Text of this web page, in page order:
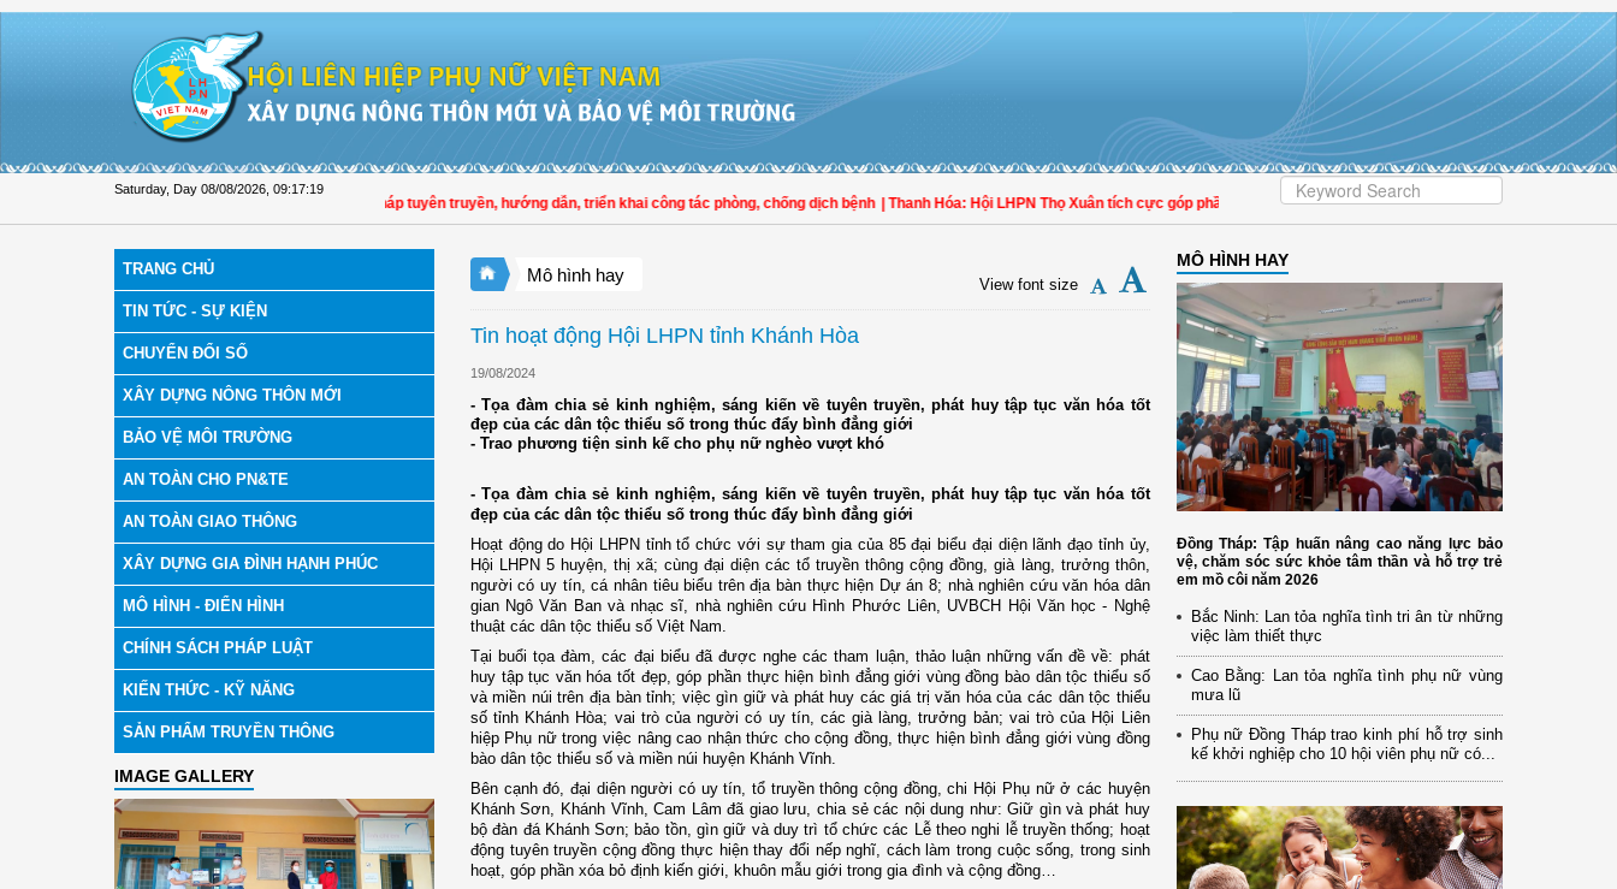
Saturday, Day 08/08/2026 09:17:19
Hội LHPN tỉnh Đồng Tháp tuyên truyền, hướng dẫn, triển khai công tác phòng, chống dịch bệnh | Thanh Hóa: Hội LHPN Thọ Xuân tích cực góp phần nâng cao tỷ lệ người dân tham gia bảo hiểm y tế
TRANG CHỦ
TIN TỨC - SỰ KIỆN
CHUYỂN ĐỔI SỐ
XÂY DỰNG NÔNG THÔN MỚI
BẢO VỆ MÔI TRƯỜNG
AN TOÀN CHO PN&TE
AN TOÀN GIAO THÔNG
XÂY DỰNG GIA ĐÌNH HẠNH PHÚC
MÔ HÌNH - ĐIỂN HÌNH
CHÍNH SÁCH PHÁP LUẬT
KIẾN THỨC - KỸ NĂNG
SẢN PHẨM TRUYỀN THÔNG
IMAGE GALLERY
Mô hình hay View font size
Tin hoạt động Hội LHPN tỉnh Khánh Hòa
19/08/2024
- Tọa đàm chia sẻ kinh nghiệm, sáng kiến về tuyên truyền, phát huy tập tục văn hóa tốt
đẹp của các dân tộc thiểu số trong thúc đẩy bình đẳng giới
- Trao phương tiện sinh kế cho phụ nữ nghèo vượt khó
- Tọa đàm chia sẻ kinh nghiệm, sáng kiến về tuyên truyền, phát huy tập tục văn hóa tốt
đẹp của các dân tộc thiểu số trong thúc đẩy bình đẳng giới
Hoạt động do Hội LHPN tỉnh tổ chức với sự tham gia của 85 đại biểu đại diện lãnh đạo tỉnh ủy,
Hội LHPN 5 huyện, thị xã; cùng đại diện các tổ truyền thông cộng đồng, già làng, trưởng thôn,
người có uy tín, cá nhân tiêu biểu trên địa bàn thực hiện Dự án 8; nhà nghiên cứu văn hóa dân
gian Ngô Văn Ban và nhạc sĩ, nhà nghiên cứu Hình Phước Liên, UVBCH Hội Văn học - Nghệ
thuật các dân tộc thiểu số Việt Nam.
Tại buổi tọa đàm, các đại biểu đã được nghe các tham luận, thảo luận những vấn đề về: phát
huy tập tục văn hóa tốt đẹp, góp phần thực hiện bình đẳng giới vùng đồng bào dân tộc thiểu số
và miền núi trên địa bàn tỉnh; việc gìn giữ và phát huy các giá trị văn hóa của các dân tộc thiểu
số tỉnh Khánh Hòa; vai trò của người có uy tín, các già làng, trưởng bản; vai trò của Hội Liên
hiệp Phụ nữ trong việc nâng cao nhận thức cho cộng đồng, thực hiện bình đẳng giới vùng đồng
bào dân tộc thiểu số và miền núi huyện Khánh Vĩnh.
Bên cạnh đó, đại diện người có uy tín, tổ truyền thông cộng đồng, chi Hội Phụ nữ ở các huyện
Khánh Sơn, Khánh Vĩnh, Cam Lâm đã giao lưu, chia sẻ các nội dung như: Giữ gìn và phát huy
bộ đàn đá Khánh Sơn; bảo tồn, gìn giữ và duy trì tổ chức các Lễ theo nghi lễ truyền thống; hoạt
động tuyên truyền cộng đồng thực hiện thay đổi nếp nghĩ, cách làm trong cuộc sống, trong sinh
hoạt, góp phần xóa bỏ định kiến giới, khuôn mẫu giới trong gia đình và cộng đồng…
MÔ HÌNH HAY
Đồng Tháp: Tập huấn nâng cao năng lực bảo
vệ, chăm sóc sức khỏe tâm thần và hỗ trợ trẻ
em mồ côi năm 2026
Bắc Ninh: Lan tỏa nghĩa tình tri ân từ những
việc làm thiết thực
Cao Bằng: Lan tỏa nghĩa tình phụ nữ vùng
mưa lũ
Phụ nữ Đồng Tháp trao kinh phí hỗ trợ sinh
kế khởi nghiệp cho 10 hội viên phụ nữ có...